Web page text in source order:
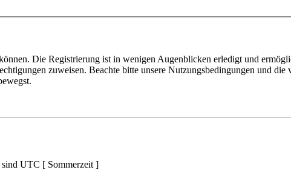
Die Registrierung ist in wenigen Augenblicken erledigt und
zuweisen. Beachte bitte unsere Nutzungsbedingungen und
sind UTC [ Sommerzeit ]